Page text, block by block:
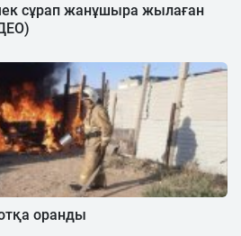
сұрап жанұшыра жылаған
оранды